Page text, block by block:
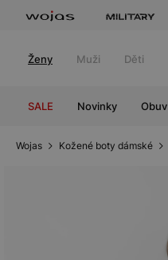
Ženy Muži Děti
SALE Novinky Obuv
Wojas Kožené boty dámské